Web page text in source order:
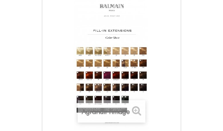
Agrandir l'image